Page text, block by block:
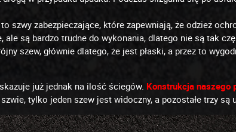
to szwy zabezpieczające, które zapewniają, że odzież
ale są bardzo trudne do wykonania, dlatego nie są tak
szew, głównie dlatego, że jest płaski, a przez to
już jednak na ilość ściegów. Konstrukcja naszego
tylko jeden szew jest widoczny, a pozostałe trzy są